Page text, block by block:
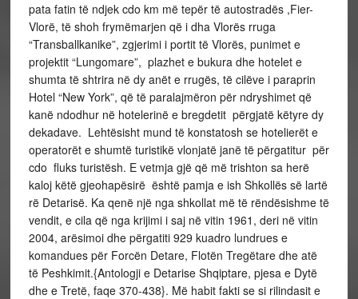
pata fatin të ndjek cdo km më tepër të autostradës ,Fier-
Vlorë, të shoh frymëmarjen që i dha Vlorës rruga
“Transballkanike”, zgjerimi i portit të Vlorës, punimet e
projektit “Lungomare”, plazhet e bukura dhe hotelet e
shumta të shtrira në dy anët e rrugës, të cilëve i paraprin
Hotel “New York”, që të paralajmëron për ndryshimet që
kanë ndodhur në hotelerinë e bregdetit përgjatë këtyre dy
dekadave. Lehtësisht mund të konstatosh se hotelierët e
operatorët e shumtë turistikë vlonjatë janë të përgatitur për
cdo fluks turistësh. E vetmja gjë që më trishton sa herë
kaloj këtë gjeohapësirë është pamja e ish Shkollës së lartë
rë Detarisë. Ka qenë një nga shkollat më të rëndësishme të
vendit, e cila që nga krijimi i saj në vitin 1961, deri në vitin
2004, arësimoi dhe përgatiti 929 kuadro lundrues e
komandues për Forcën Detare, Flotën Tregëtare dhe atë
të Peshkimit.{Antologji e Detarise Shqiptare, pjesa e Dytë
dhe e Tretë, faqe 370-438}. Më habit fakti se si rilindasit e